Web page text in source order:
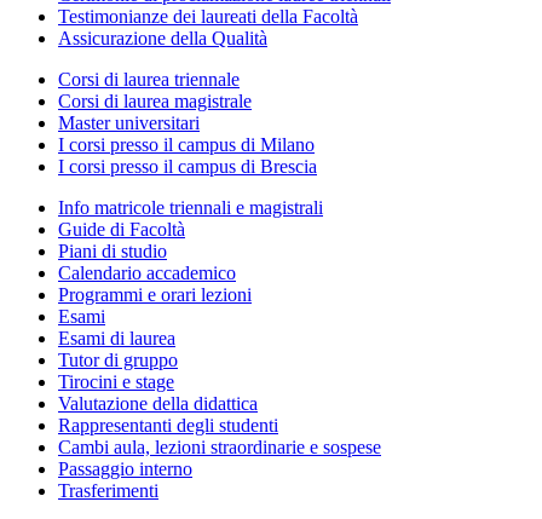
Testimonianze dei laureati della Facoltà
Assicurazione della Qualità
Corsi di laurea triennale
Corsi di laurea magistrale
Master universitari
I corsi presso il campus di Milano
I corsi presso il campus di Brescia
Info matricole triennali e magistrali
Guide di Facoltà
Piani di studio
Calendario accademico
Programmi e orari lezioni
Esami
Esami di laurea
Tutor di gruppo
Tirocini e stage
Valutazione della didattica
Rappresentanti degli studenti
Cambi aula, lezioni straordinarie e sospese
Passaggio interno
Trasferimenti